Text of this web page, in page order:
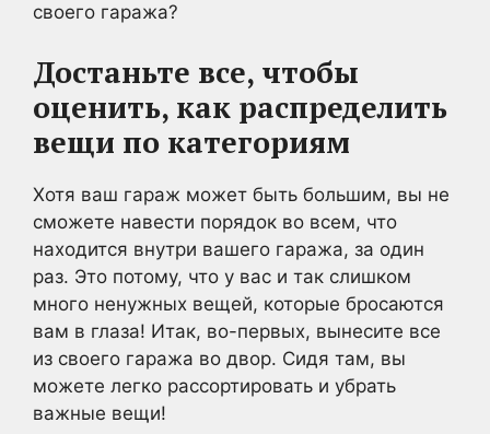
своего гаража?
Достаньте все, чтобы
оценить, как распределить
вещи по категориям
Хотя ваш гараж может быть большим, вы не
сможете навести порядок во всем, что
находится внутри вашего гаража, за один
раз. Это потому, что у вас и так слишком
много ненужных вещей, которые бросаются
вам в глаза! Итак, во-первых, вынесите все
из своего гаража во двор. Сидя там, вы
можете легко рассортировать и убрать
важные вещи!